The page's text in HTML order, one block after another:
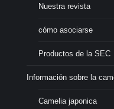
Nuestra revista
cómo asociarse
Productos de la SEC
Información sobre la
Camelia japonica